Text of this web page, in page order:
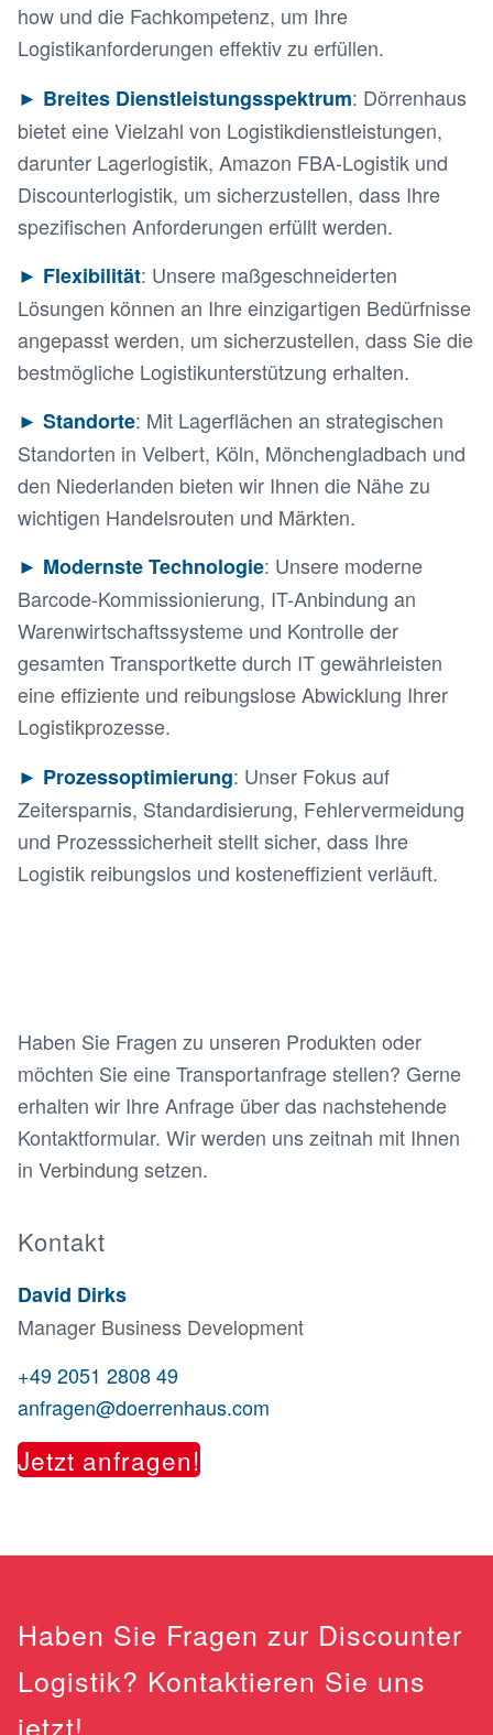
how und die Fachkompetenz, um Ihre
Logistikanforderungen effektiv zu erfüllen.
► Breites Dienstleistungsspektrum: Dörrenhaus
bietet eine Vielzahl von Logistikdienstleistungen,
darunter Lagerlogistik, Amazon FBA-Logistik und
Discounterlogistik, um sicherzustellen, dass Ihre
spezifischen Anforderungen erfüllt werden.
► Flexibilität: Unsere maßgeschneiderten
Lösungen können an Ihre einzigartigen Bedürfnisse
angepasst werden, um sicherzustellen, dass Sie die
bestmögliche Logistikunterstützung erhalten.
► Standorte: Mit Lagerflächen an strategischen
Standorten in Velbert, Köln, Mönchengladbach und
den Niederlanden bieten wir Ihnen die Nähe zu
wichtigen Handelsrouten und Märkten.
► Modernste Technologie: Unsere moderne
Barcode-Kommissionierung, IT-Anbindung an
Warenwirtschaftssysteme und Kontrolle der
gesamten Transportkette durch IT gewährleisten
eine effiziente und reibungslose Abwicklung Ihrer
Logistikprozesse.
► Prozessoptimierung: Unser Fokus auf
Zeitersparnis, Standardisierung, Fehlervermeidung
und Prozesssicherheit stellt sicher, dass Ihre
Logistik reibungslos und kosteneffizient verläuft.
Haben Sie Fragen zu unseren Produkten oder
möchten Sie eine Transportanfrage stellen? Gerne
erhalten wir Ihre Anfrage über das nachstehende
Kontaktformular. Wir werden uns zeitnah mit Ihnen
in Verbindung setzen.
Kontakt
David Dirks
Manager Business Development
+49 2051 2808 49
anfragen@doerrenhaus.com
Jetzt anfragen!
Haben Sie Fragen zur Discounter
Logistik? Kontaktieren Sie uns
jetzt!